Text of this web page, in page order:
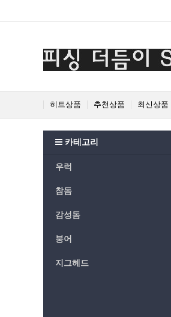
PrevNext
히트상품 추천상품 최신상품
카테고리
우럭
참돔
감성돔
붕어
지그헤드